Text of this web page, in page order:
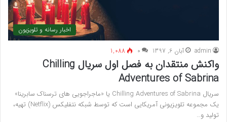
اخبار رسانه و تلویزیون
admin آبان 6, 1397 ۰ 1,088
واکنش منتقدان به فصل اول سریال Chilling
Adventures of Sabrina
سریال Chilling Adventures of Sabrina یا «ماجراجویی های ترسناک سابرینا»
یک مجموعه تلویزیونی آمریکایی است که توسط شبکه نتفلیکس (Netflix) تهیه،
تولید و…